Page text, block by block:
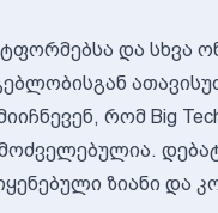
და სხვა
რომ Big
ზიანი და